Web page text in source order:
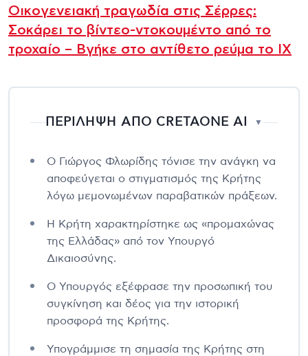
Οικογενειακή τραγωδία στις Σέρρες:
Σοκάρει το βίντεο-ντοκουμέντο από το
τροχαίο – Βγήκε στο αντίθετο ρεύμα το ΙΧ
ΠΕΡΙΛΗΨΗ ΑΠΟ CRETAONE AI ▼
Ο Γιώργος Φλωρίδης τόνισε την ανάγκη να
αποφεύγεται ο στιγματισμός της Κρήτης
λόγω μεμονωμένων παραβατικών πράξεων.
Η Κρήτη χαρακτηρίστηκε ως «προμαχώνας
της Ελλάδας» από τον Υπουργό
Δικαιοσύνης.
Ο Υπουργός εξέφρασε την προσωπική του
συγκίνηση και δέος για την ιστορική
προσφορά της Κρήτης.
Υπογράμμισε τη σημασία της Κρήτης στη